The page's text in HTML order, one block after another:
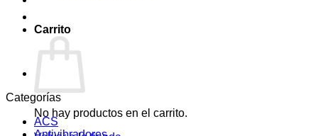
Carrito
No hay productos en el carrito.
Categorías
ACS